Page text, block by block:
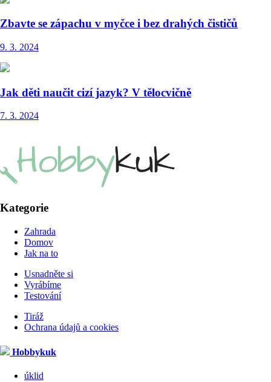
Zbavte se zápachu v myčce i bez drahých čističů
9. 3. 2024
Jak děti naučit cizí jazyk? V tělocvičně
7. 3. 2024
Kategorie
Zahrada
Domov
Jak na to
Usnadněte si
Vyrábíme
Testování
Tiráž
Ochrana údajů a cookies
Hobbykuk
úklid